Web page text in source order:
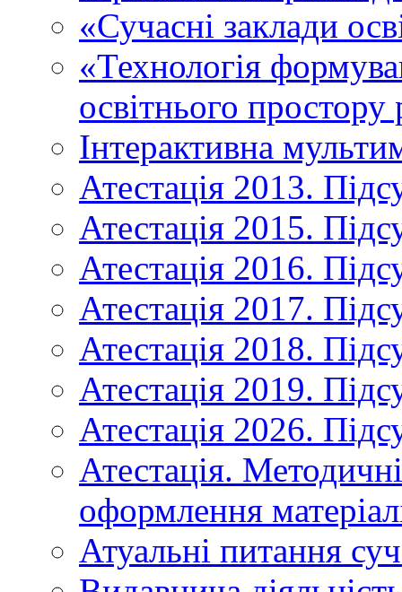
«Сучасні заклади
«Технологія
освітнього простору
Інтерактивна
Атестація 2013.
Атестація 2015.
Атестація 2016.
Атестація 2017.
Атестація 2018.
Атестація 2019.
Атестація 2026.
Атестація.
оформлення
Атуальні питання